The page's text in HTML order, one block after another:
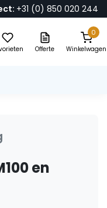
+31 (0) 850 020 244
Offerte
0
Winkelwagen
en